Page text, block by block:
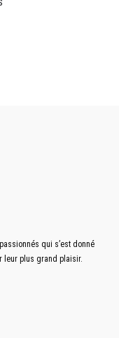
qui s’est donné
leur plus grand plaisir.